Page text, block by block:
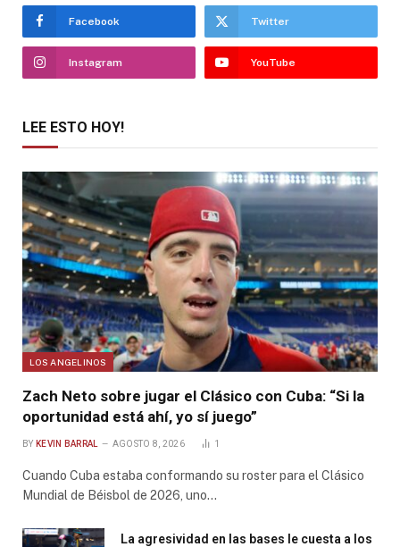
Facebook Twitter
Instagram YouTube
LEE ESTO HOY!
LOS ANGELINOS
Zach Neto sobre jugar el Clásico con Cuba: “Si la
oportunidad está ahí, yo sí juego”
BY KEVIN BARRAL AGOSTO 8, 2026 1
Cuando Cuba estaba conformando su roster para el Clásico
Mundial de Béisbol de 2026, uno…
La agresividad en las bases le cuesta a los